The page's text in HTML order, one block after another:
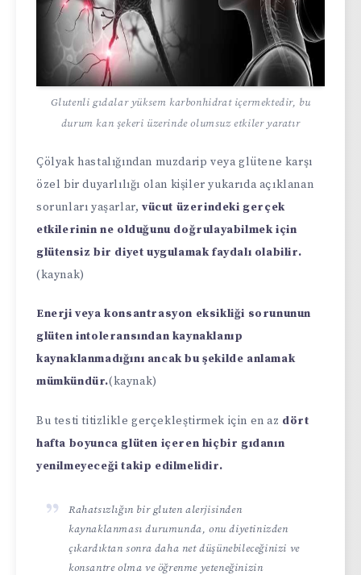
Glutenli gıdalar yüksem karbonhidrat içermektedir, bu
durum kan şekeri üzerinde olumsuz etkiler yaratır
Çölyak hastalığından muzdarip veya glütene karşı
özel bir duyarlılığı olan kişiler yukarıda açıklanan
sorunları yaşarlar, vücut üzerindeki gerçek
etkilerinin ne olduğunu doğrulayabilmek için
glütensiz bir diyet uygulamak faydalı olabilir.
(kaynak)
Enerji veya konsantrasyon eksikliği sorununun
glüten intoleransından kaynaklanıp
kaynaklanmadığını ancak bu şekilde anlamak
mümkündür.(kaynak)
Bu testi titizlikle gerçekleştirmek için en az dört
hafta boyunca glüten içeren hiçbir gıdanın
yenilmeyeceği takip edilmelidir.
Rahatsızlığın bir gluten alerjisinden
kaynaklanması durumunda, onu diyetinizden
çıkardıktan sonra daha net düşünebileceğinizi ve
konsantre olma ve öğrenme yeteneğinizin